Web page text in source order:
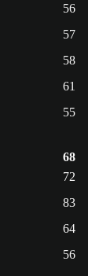
56
57
58
61
55
68
72
83
64
56